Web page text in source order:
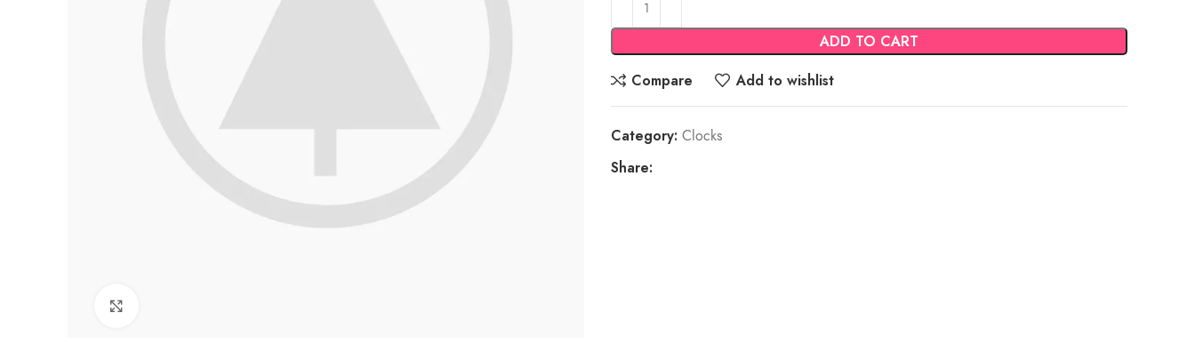
ADD TO CART
Compare
Add to wishlist
Category: Clocks
Share: